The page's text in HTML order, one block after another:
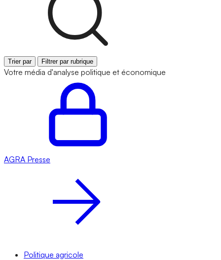
Trier par Filtrer par rubrique
Votre média d'analyse politique et économique
AGRA Presse
Politique agricole